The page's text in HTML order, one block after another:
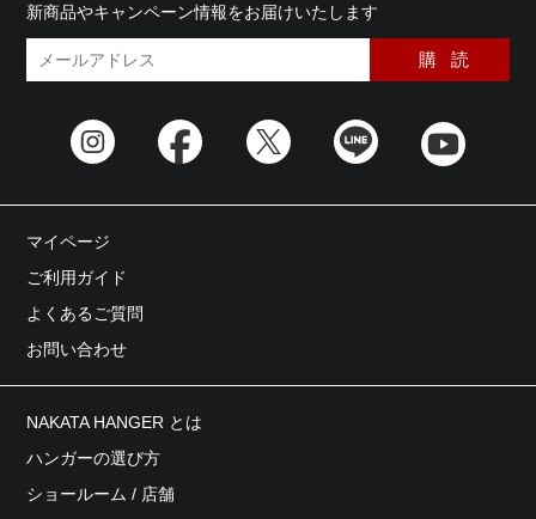
新商品やキャンペーン情報をお届けいたします
マイページ
ご利用ガイド
よくあるご質問
お問い合わせ
NAKATA HANGER とは
ハンガーの選び方
ショールーム / 店舗